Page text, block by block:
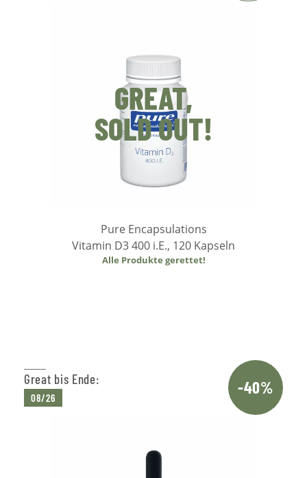
GREAT,
SOLD OUT!
Pure Encapsulations
Vitamin D3 400 i.E., 120 Kapseln
Alle Produkte gerettet!
Great bis Ende:
08/26
-40%